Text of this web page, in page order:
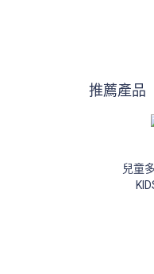
推薦產品
兒童